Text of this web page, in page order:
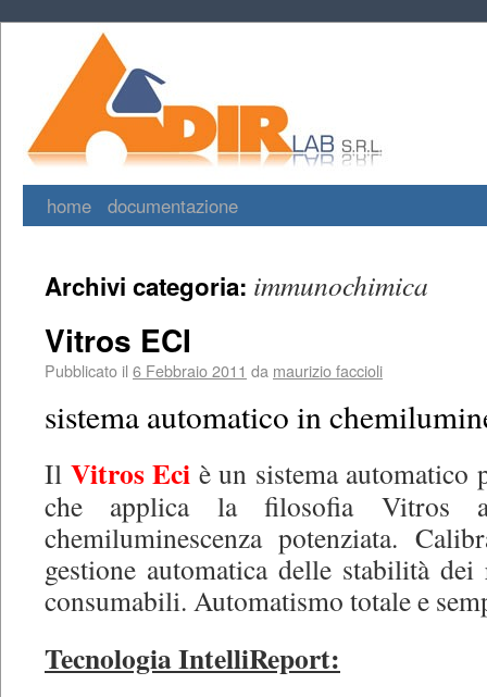
home documentazione
Archivi categoria: immunochimica
Vitros ECI
Pubblicato il 6 Febbraio 2011 da maurizio faccioli
sistema automatico in
Il Vitros Eci è un sistema automatico
che applica la filosofia Vitros
chemiluminescenza potenziata.
gestione automatica delle stabilità
consumabili. Automatismo totale e
Tecnologia IntelliReport: